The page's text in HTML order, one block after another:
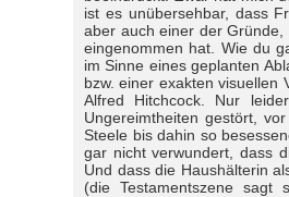
ist es unübersehbar, dass
aber auch einer der
eingenommen hat. Wie du
im Sinne eines geplanten
bzw. einer exakten visuellen
Alfred Hitchcock. Nur
Ungereimtheiten gestört,
Steele bis dahin so
gar nicht verwundert, dass
Und dass die Haushälterin
(die Testamentszene